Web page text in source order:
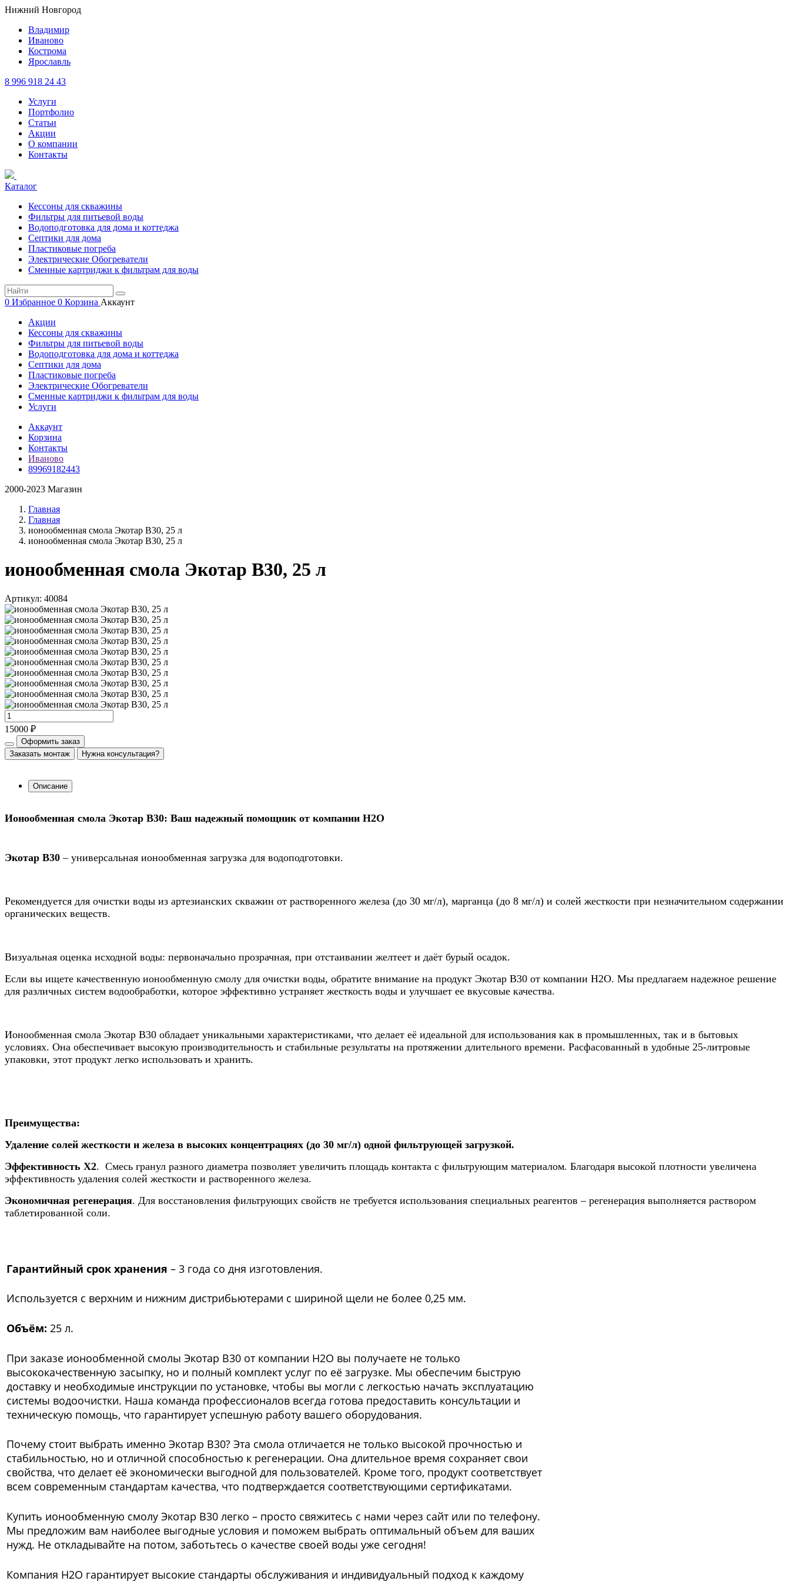
Нижний Новгород
Владимир
Иваново
Кострома
Ярославль
8 996 918 24 43
Услуги
Портфолио
Статьи
Акции
О компании
Контакты
Каталог
Кессоны для скважины
Фильтры для питьевой воды
Водоподготовка для дома и коттеджа
Септики для дома
Пластиковые погреба
Электрические Обогреватели
Сменные картриджи к фильтрам для воды
0 Избранное 0 Корзина Аккаунт
Акции
Кессоны для скважины
Фильтры для питьевой воды
Водоподготовка для дома и коттеджа
Септики для дома
Пластиковые погреба
Электрические Обогреватели
Сменные картриджи к фильтрам для воды
Услуги
Аккаунт
Корзина
Контакты
Иваново
89969182443
2000-2023 Магазин
Главная
Главная
ионообменная смола Экотар В30, 25 л
ионообменная смола Экотар В30, 25 л
ионообменная смола Экотар В30, 25 л
Артикул: 40084
15000 ₽
Оформить заказ
Заказать монтаж
Нужна консультация?
Описание
Ионообменная смола Экотар В30: Ваш надежный помощник от компании Н2О
Экотар В30 – универсальная ионообменная загрузка для водоподготовки.
Рекомендуется для очистки воды из артезианских скважин от растворенного железа (до 30 мг/л), марганца (до 8 мг/л) и солей жесткости при незначительном содержании
органических веществ.
Визуальная оценка исходной воды: первоначально прозрачная, при отстаивании желтеет и даёт бурый осадок.
Если вы ищете качественную ионообменную смолу для очистки воды, обратите внимание на продукт Экотар В30 от компании Н2О. Мы предлагаем надежное решение
для различных систем водообработки, которое эффективно устраняет жесткость воды и улучшает ее вкусовые качества.
Ионообменная смола Экотар В30 обладает уникальными характеристиками, что делает её идеальной для использования как в промышленных, так и в бытовых
условиях. Она обеспечивает высокую производительность и стабильные результаты на протяжении длительного времени. Расфасованный в удобные 25-литровые
упаковки, этот продукт легко использовать и хранить.
Преимущества:
Удаление солей жесткости и железа в высоких концентрациях (до 30 мг/л) одной фильтрующей загрузкой.
Эффективность X2. Смесь гранул разного диаметра позволяет увеличить площадь контакта с фильтрующим материалом. Благодаря высокой плотности увеличена
эффективность удаления солей жесткости и растворенного железа.
Экономичная регенерация. Для восстановления фильтрующих свойств не требуется использования специальных реагентов – регенерация выполняется раствором
таблетированной соли.
Гарантийный срок хранения – 3 года со дня изготовления.
Используется с верхним и нижним дистрибьютерами с шириной щели не более 0,25 мм.
Объём: 25 л.
При заказе ионообменной смолы Экотар В30 от компании Н2О вы получаете не только
высококачественную засыпку, но и полный комплект услуг по её загрузке. Мы обеспечим быструю
доставку и необходимые инструкции по установке, чтобы вы могли с легкостью начать эксплуатацию
системы водоочистки. Наша команда профессионалов всегда готова предоставить консультации и
техническую помощь, что гарантирует успешную работу вашего оборудования.
Почему стоит выбрать именно Экотар В30? Эта смола отличается не только высокой прочностью и
стабильностью, но и отличной способностью к регенерации. Она длительное время сохраняет свои
свойства, что делает её экономически выгодной для пользователей. Кроме того, продукт соответствует
всем современным стандартам качества, что подтверждается соответствующими сертификатами.
Купить ионообменную смолу Экотар В30 легко – просто свяжитесь с нами через сайт или по телефону.
Мы предложим вам наиболее выгодные условия и поможем выбрать оптимальный объем для ваших
нужд. Не откладывайте на потом, заботьтесь о качестве своей воды уже сегодня!
Компания Н2О гарантирует высокие стандарты обслуживания и индивидуальный подход к каждому